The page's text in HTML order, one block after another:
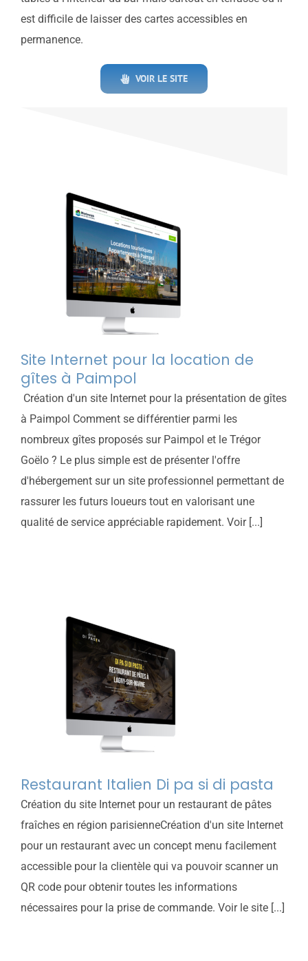
est difficile de laisser des cartes accessibles en
permanence.
VOIR LE SITE
Site Internet pour la location de
gîtes à Paimpol
Site Internet pour la location de
gîtes à Paimpol
Création d'un site Internet pour la présentation de gîtes
à Paimpol Comment se différentier parmi les
nombreux gîtes proposés sur Paimpol et le Trégor
Goëlo ? Le plus simple est de présenter l'offre
d'hébergement sur un site professionnel permettant de
rassurer les futurs loueurs tout en valorisant une
qualité de service appréciable rapidement. Voir [...]
Restaurant Italien Di pa si di pasta
Création du site Internet pour un restaurant de pâtes
fraîches en région parisienneCréation d'un site Internet
pour un restaurant avec un concept menu facilement
accessible pour la clientèle qui va pouvoir scanner un
QR code pour obtenir toutes les informations
nécessaires pour la prise de commande. Voir le site [...]